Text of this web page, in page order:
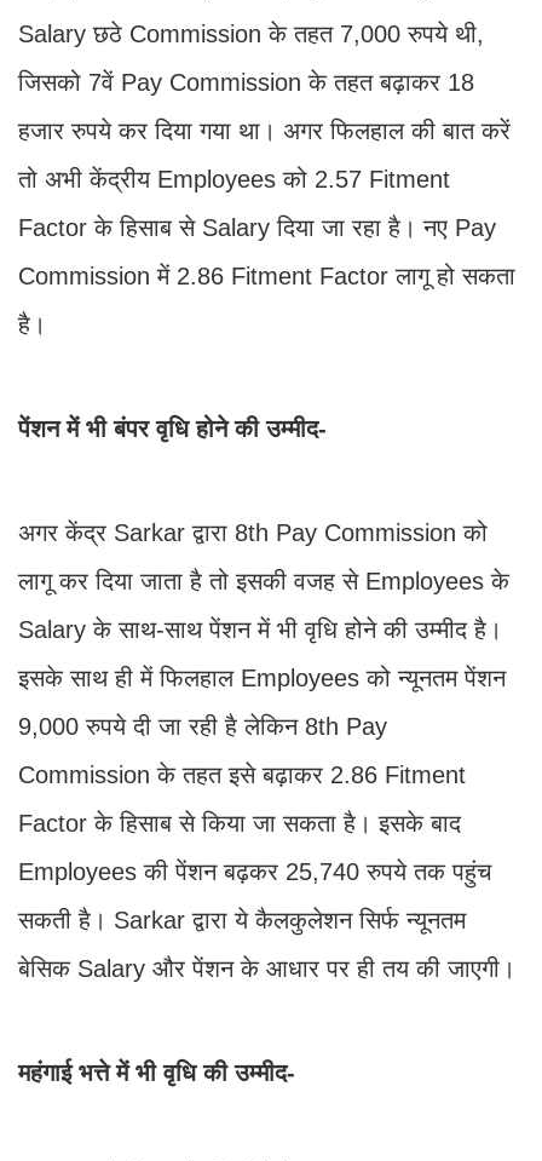
Salary छठे Commission के तहत 7,000 रुपये थी,
जिसको 7वें Pay Commission के तहत बढ़ाकर 18
हजार रुपये कर दिया गया था। अगर फिलहाल की बात करें
तो अभी केंद्रीय Employees को 2.57 Fitment
Factor के हिसाब से Salary दिया जा रहा है। नए Pay
Commission में 2.86 Fitment Factor लागू हो सकता
है।
पेंशन में भी बंपर वृधि होने की उम्मीद-
अगर केंद्र Sarkar द्वारा 8th Pay Commission को
लागू कर दिया जाता है तो इसकी वजह से Employees के
Salary के साथ-साथ पेंशन में भी वृधि होने की उम्मीद है।
इसके साथ ही में फिलहाल Employees को न्यूनतम पेंशन
9,000 रुपये दी जा रही है लेकिन 8th Pay
Commission के तहत इसे बढ़ाकर 2.86 Fitment
Factor के हिसाब से किया जा सकता है। इसके बाद
Employees की पेंशन बढ़कर 25,740 रुपये तक पहुंच
सकती है। Sarkar द्वारा ये कैलकुलेशन सिर्फ न्यूनतम
बेसिक Salary और पेंशन के आधार पर ही तय की जाएगी।
महंगाई भत्ते में भी वृधि की उम्मीद-